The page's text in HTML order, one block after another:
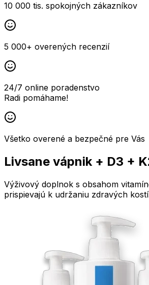
10 000 tis. spokojných zákazníkov
5 000+ overených recenzií
24/7 online poradenstvo
Radi pomáhame!
Všetko overené a bezpečné pre Vás
Livsane vápnik + D3 +
Výživový doplnok s obsahom
prispievajú k udržaniu zdravých